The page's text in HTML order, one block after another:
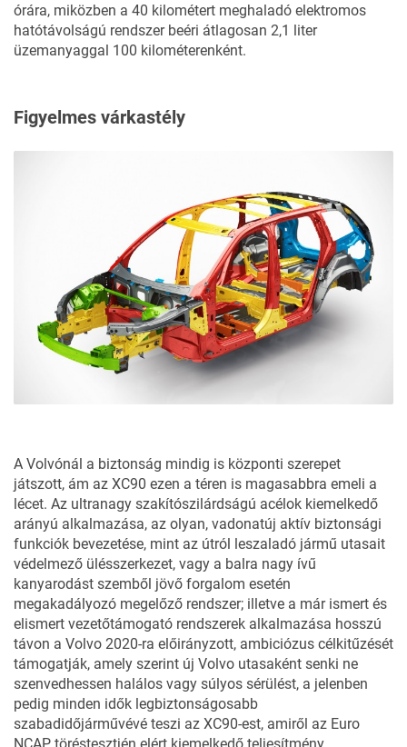
órára, miközben a 40 kilométert meghaladó elektromos
hatótávolságú rendszer beéri átlagosan 2,1 liter
üzemanyaggal 100 kilométerenként.
Figyelmes várkastély
A Volvónál a biztonság mindig is központi szerepet
játszott, ám az XC90 ezen a téren is magasabbra emeli a
lécet. Az ultranagy szakítószilárdságú acélok kiemelkedő
arányú alkalmazása, az olyan, vadonatúj aktív biztonsági
funkciók bevezetése, mint az útról leszaladó jármű utasait
védelmező ülésszerkezet, vagy a balra nagy ívű
kanyarodást szemből jövő forgalom esetén
megakadályozó megelőző rendszer; illetve a már ismert és
elismert vezetőtámogató rendszerek alkalmazása hosszú
távon a Volvo 2020-ra előirányzott, ambiciózus célkitűzését
támogatják, amely szerint új Volvo utasaként senki ne
szenvedhessen halálos vagy súlyos sérülést, a jelenben
pedig minden idők legbiztonságosabb
szabadidőjárművévé teszi az XC90-est, amiről az Euro
NCAP töréstesztjén elért kiemelkedő teljesítmény